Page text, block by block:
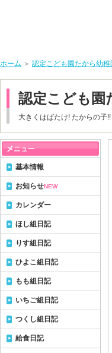
ホーム ＞ 認定こども園たから幼稚
認定こども園
大きくはばたけ! たからの子!!
基本情報
お知らせNEW
カレンダー
ほし組日記
りす組日記
ひよこ組日記
もも組日記
いちご組日記
つくし組日記
給食日記